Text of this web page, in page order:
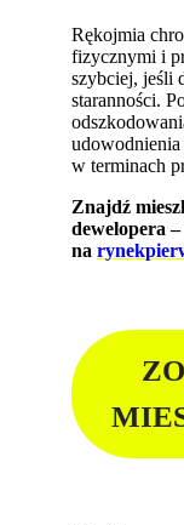
Rękojmia
fizycznymi i
szybciej, jeśli
staranności.
w terminach
Znajdź
dewelopera
na